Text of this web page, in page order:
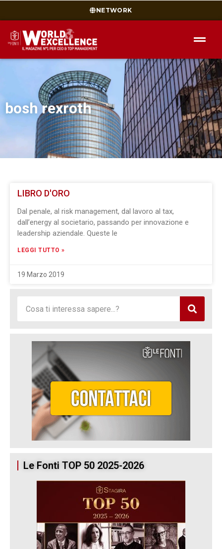
NETWORK
bosh rexroth
LIBRO D'ORO
Dal penale, al risk management, dal lavoro al tax,
dall’energy al societario, passando per innovazione e
leadership aziendale. Queste le
LEGGI TUTTO »
19 Marzo 2019
Le Fonti TOP 50 2025-2026